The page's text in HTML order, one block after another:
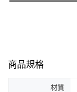
商品規格
材質